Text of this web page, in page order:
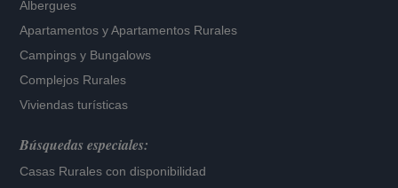
Albergues
Apartamentos yApartamentos Rurales
Campings y Bungalows
Complejos Rurales
Viviendas turísticas
Búsquedas especiales:
Casas Rurales con disponibilidad